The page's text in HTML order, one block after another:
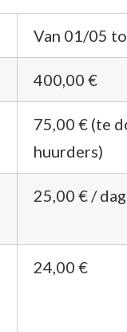
Van 01/05
400,00 €
75,00 € (te
huurders)
25,00 € / dag
24,00 €